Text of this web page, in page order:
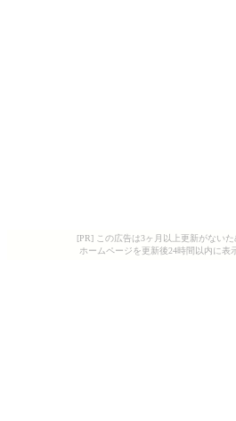
[PR] この広告は3ヶ月以上更新がないた
ホームページを更新後24時間以内に表